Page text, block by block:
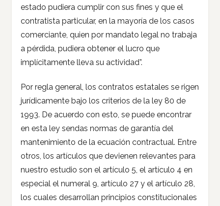
estado pudiera cumplir con sus fines y que el
contratista particular, en la mayoría de los casos
comerciante, quien por mandato legal no trabaja
a pérdida, pudiera obtener el lucro que
implícitamente lleva su actividad”.
Por regla general, los contratos estatales se rigen
jurídicamente bajo los criterios de la ley 80 de
1993. De acuerdo con esto, se puede encontrar
en esta ley sendas normas de garantía del
mantenimiento de la ecuación contractual. Entre
otros, los artículos que devienen relevantes para
nuestro estudio son el artículo 5, el artículo 4 en
especial el numeral 9, artículo 27 y el artículo 28,
los cuales desarrollan principios constitucionales